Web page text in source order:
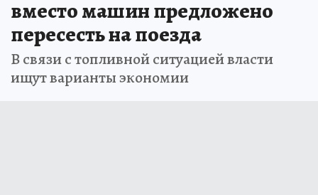
вместо машин предложено
пересесть на поезда
В связи с топливной ситуацией власти
ищут варианты экономии